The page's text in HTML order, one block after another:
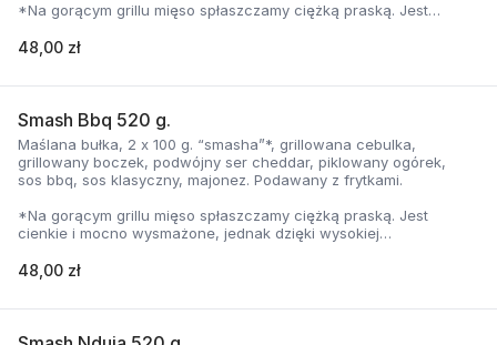
*Na gorącym grillu mięso spłaszczamy ciężką praską. Jest
temperaturze, zyskuje jednocześnie chrupiąca skorupkę i
48,00 zł
Smash Bbq 520 g.
Maślana bułka, 2 x 100 g. “smasha”*, grillowana cebulka,
grillowany boczek, podwójny ser cheddar, piklowany ogórek,
sos bbq, sos klasyczny, majonez. Podawany z frytkami.
*Na gorącym grillu mięso spłaszczamy ciężką praską. Jest
cienkie i mocno wysmażone, jednak dzięki wysokiej
delikatną soczystość.
48,00 zł